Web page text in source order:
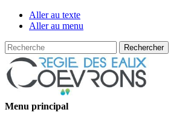
Aller au texte
Aller au menu
Recherche
Passer
Menu principal